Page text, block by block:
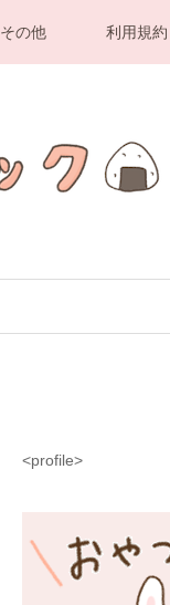
その他 利用規
<profile>